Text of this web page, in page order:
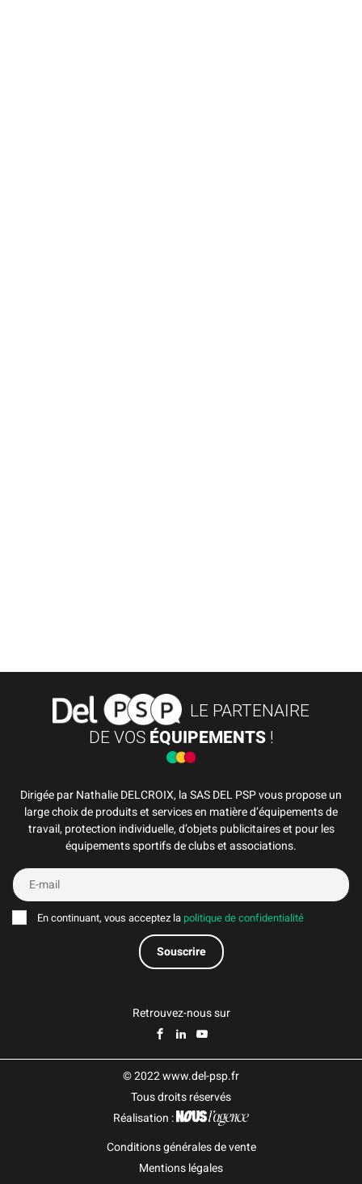
LE PARTENAIRE
DE VOSÉQUIPEMENTS!
Dirigée par Nathalie DELCROIX, la SAS DEL PSP vous propose un
large choix de produits et services en matière d’équipements de
travail, protection individuelle, d’objets publicitaires et pour les
équipements sportifs de clubs et associations.
En continuant, vous acceptez la politique de confidentialité
Retrouvez-nous sur
© 2022 www.del-psp.fr
Tous droits réservés
Réalisation :
Conditions générales de vente
Mentions légales